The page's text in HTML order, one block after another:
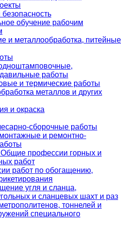
безопасность
обучение рабочим
и металлообработка, питейные
работы
и термические работы
металлов и других
и окраска
сборочные работы
и ремонтно-
профессии горных и
работ
работ по обогащению,
угля и сланца,
и сланцевых шахт и раз
тоннелей и
специального